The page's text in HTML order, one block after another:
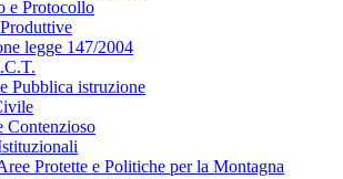
e Protocollo
legge 147/2004
Pubblica istruzione
Contenzioso
Protette e Politiche per la Montagna